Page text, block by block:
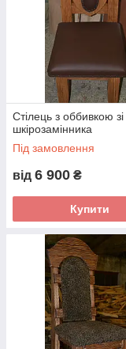
Стілець з оббивкою зі
шкірозамінника
Під замовлення
від 6 900 ₴
Купити